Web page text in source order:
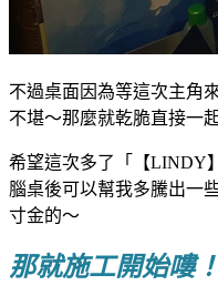
不過桌面因為等這次主角
不堪～那麼就乾脆直接一
希望這次多了「【LINDY
腦桌後可以幫我多騰出一
寸金的～
那就施工開始嘍